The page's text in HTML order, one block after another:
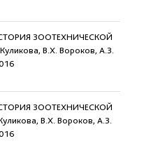
ЗООТЕХНИЧЕСКОЙ
В.Х. Вороков, А.З.
ЗООТЕХНИЧЕСКОЙ
В.Х. Вороков, А.З.